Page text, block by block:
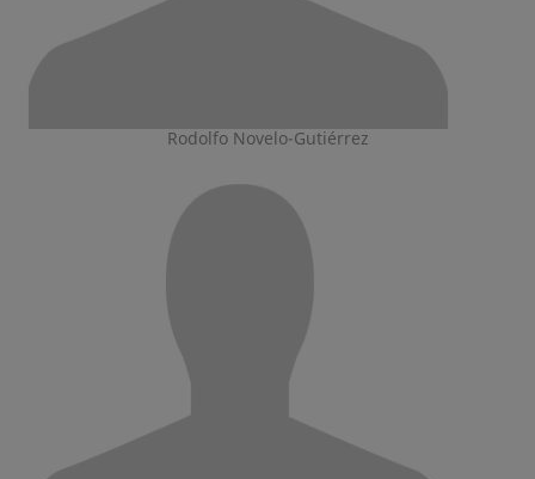
Rodolfo Novelo-Gutiérrez